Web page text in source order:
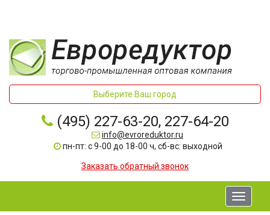
Выберите Ваш город
(495) 227-63-20, 227-64-20
info@evroreduktor.ru
пн-пт: с 9-00 до 18-00 ч, сб-вс: выходной
Заказать обратный звонок
Toggle